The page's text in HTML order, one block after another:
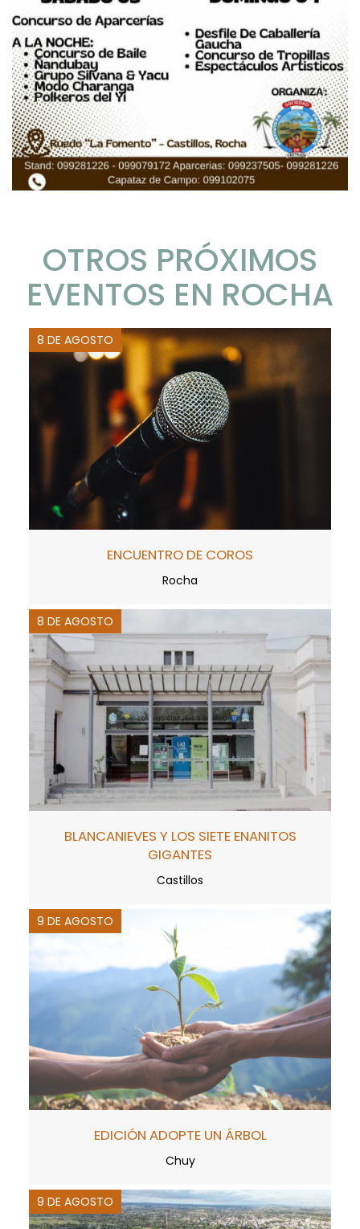
OTROS PRÓXIMOS
EVENTOS EN ROCHA
8 DE AGOSTO
ENCUENTRO DE COROS
Rocha
8 DE AGOSTO
BLANCANIEVES Y LOS SIETE ENANITOS
GIGANTES
Castillos
9 DE AGOSTO
EDICIÓN ADOPTE UN ÁRBOL
Chuy
9 DE AGOSTO